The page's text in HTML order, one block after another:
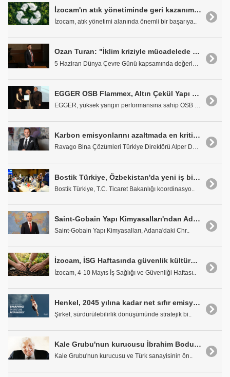
İzocam'ın atık yönetiminde geri kazanımda sürdürülebilir başarısı
İzocam, atık yönetimi alanında önemli bir başarıya..
Ozan Turan: "İklim kriziyle mücadelede en hızlı ve etkili çözümlerden biri yalıtım"
EGGER OSB Flammex, Altın Çekül Yapı Ürünleri Ödülü ile yangın güvenliğinde yenilikçi yaklaşımı tescilledi
EGGER, yüksek yangın performansına sahip OSB Flamm..
Karbon emisyonlarını azaltmada en kritik adım yalıtımlı duvarlar
Ravago Bina Çözümleri Türkiye Direktörü Alper Doğr..
Bostik Türkiye, Özbekistan'da yeni iş birliği fırsatlarını değerlendirdi
Bostik Türkiye, T.C. Ticaret Bakanlığı koordinasyo..
Saint-Gobain Yapı Kimyasalları'ndan Adana'da stratejik adım
Saint-Gobain Yapı Kimyasalları, Adana'daki Chr..
İzocam, İSG Haftasında güvenlik kültürünü çalışan katılımıyla daha da güçlendirdi
İzocam, 4-10 Mayıs İş Sağlığı ve Güvenliği Haftası..
Henkel, 2045 yılına kadar net sıfır emisyonlara ulaşmayı hedefliyor
Şirket, sürdürülebilirlik dönüşümünde stratejik bi..
Kale Grubu'nun kurucusu İbrahim Bodur vefatının 10. yılında anılıyor
Kale Grubu'nun kurucusu ve Türk sanayisinin ön..